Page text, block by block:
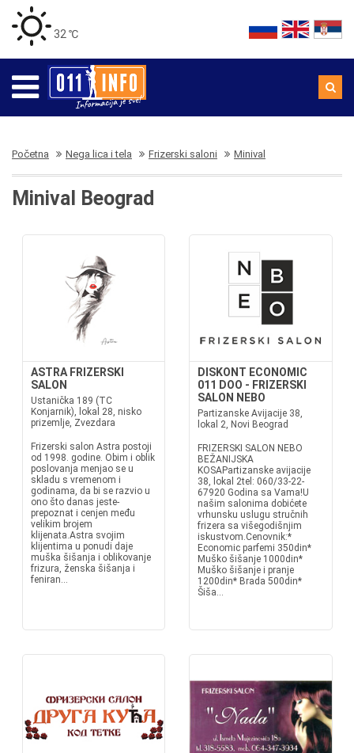
32 ℃
Početna Nega lica i tela Frizerski saloni Minival
Minival Beograd
ASTRA FRIZERSKI
SALON
Ustanička 189 (TC
Konjarnik), lokal 28, nisko
prizemlje, Zvezdara
Frizerski salon Astra postoji
od 1998. godine. Obim i oblik
poslovanja menjao se u
skladu s vremenom i
godinama, da bi se razvio u
ono što danas jeste-
prepoznat i cenjen među
velikim brojem
klijenata.Astra svojim
klijentima u ponudi daje
muška šišanja i oblikovanje
frizura, ženska šišanja i
feniran...
DISKONT ECONOMIC
011 DOO - FRIZERSKI
SALON NEBO
Partizanske Avijacije 38,
lokal 2, Novi Beograd
FRIZERSKI SALON NEBO
BEŽANIJSKA
KOSAPartizanske avijacije
38, lokal 2tel: 060/33-22-
67920 Godina sa Vama!U
našim salonima dobićete
vrhunsku uslugu stručnih
frizera sa višegodišnjim
iskustvom.Cenovnik:*
Economic parfemi 350din*
Muško šišanje 1000din*
Muško šišanje i pranje
1200din* Brada 500din*
Šiša...